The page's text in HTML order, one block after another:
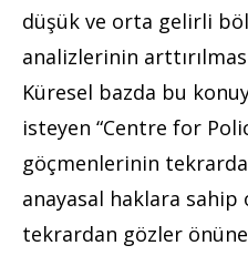
düşük ve orta gelirli
analizlerinin
Küresel bazda bu
isteyen “Centre for
göçmenlerinin
anayasal haklara
tekrardan gözler